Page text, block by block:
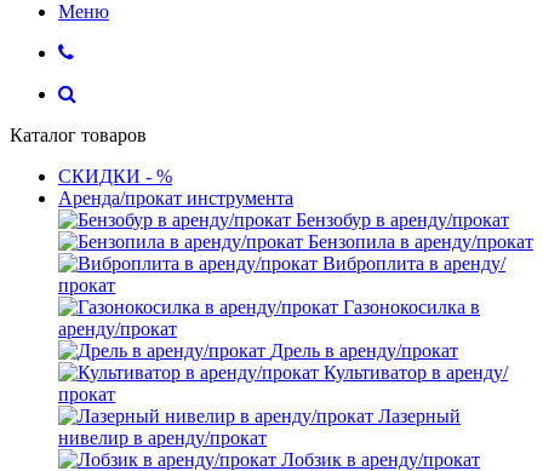
Меню
Каталог товаров
СКИДКИ - %
Аренда/прокат инструмента
Бензобур в аренду/прокат
Бензопила в аренду/прокат
Виброплита в аренду/
прокат
Газонокосилка в
аренду/прокат
Дрель в аренду/прокат
Культиватор в аренду/
прокат
Лазерный
нивелир в аренду/прокат
Лобзик в аренду/прокат